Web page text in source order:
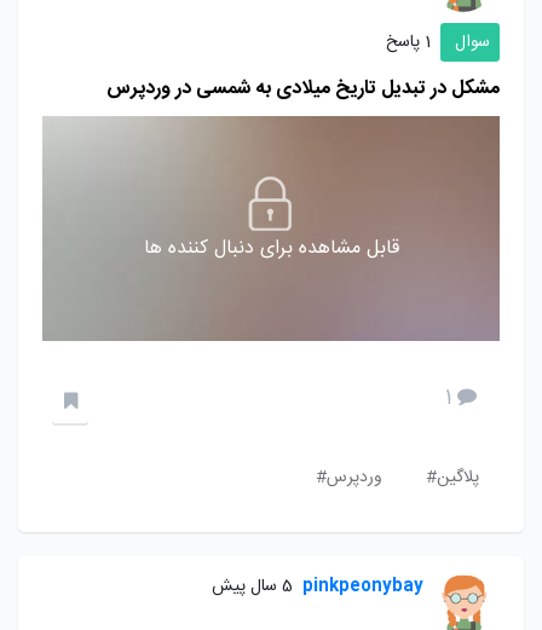
سوال 1 پاسخ
مشکل در تبدیل تاریخ میلادی به شمسی در وردپرس
قابل مشاهده برای دنبال کننده ها
1
پلاگین# وردپرس#
pinkpeonybay 5 سال پیش